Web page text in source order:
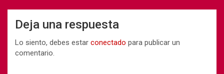
Deja una respuesta
Lo siento, debes estar conectado para publicar un
comentario.